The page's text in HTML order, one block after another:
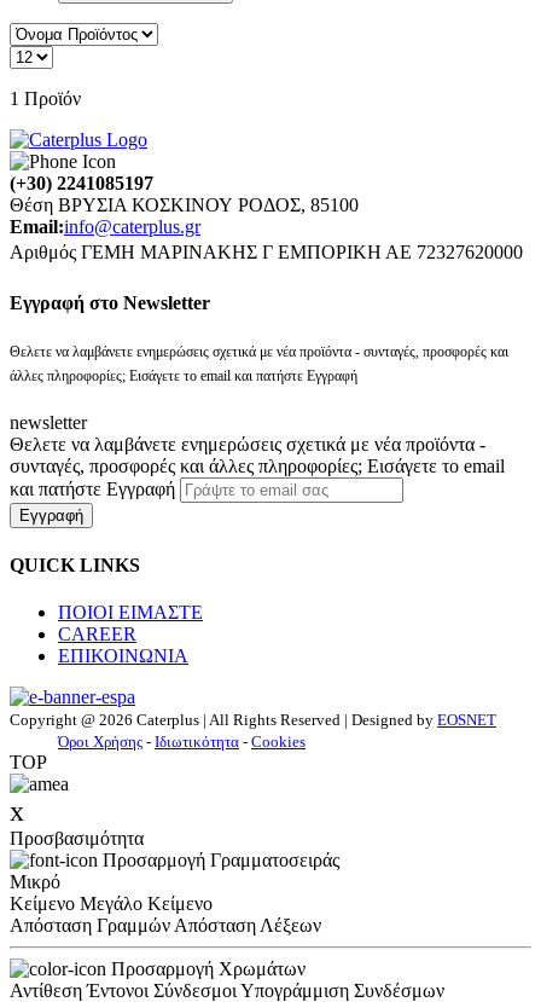
1 Προϊόν
(+30) 2241085197
Θέση ΒΡΥΣΙΑ ΚΟΣΚΙΝΟΥ ΡΟΔΟΣ, 85100
Email:info@caterplus.gr
Αριθμός ΓΕΜΗ ΜΑΡΙΝΑΚΗΣ Γ ΕΜΠΟΡΙΚΗ ΑΕ 72327620000
Eγγραφή στο Newsletter
Θελετε να λαμβάνετε ενημερώσεις σχετικά με νέα προϊόντα - συνταγές, προσφορές και
άλλες πληροφορίες; Εισάγετε το email και πατήστε Εγγραφή
newsletter
Θελετε να λαμβάνετε ενημερώσεις σχετικά με νέα προϊόντα -
συνταγές, προσφορές και άλλες πληροφορίες; Εισάγετε το email
και πατήστε Εγγραφή
Εγγραφή
QUICK LINKS
ΠΟΙΟΙ ΕΙΜΑΣΤΕ
CAREER
ΕΠΙΚΟΙΝΩΝΙΑ
Copyright @ 2026 Caterplus | All Rights Reserved | Designed by EOSNET
Όροι Χρήσης - Ιδιωτικότητα - Cookies
TOP
x
Προσβασιμότητα
Προσαρμογή Γραμματοσειράς
Μικρό
Κείμενο Μεγάλο Κείμενο
Απόσταση Γραμμών Απόσταση Λέξεων
Προσαρμογή Χρωμάτων
Αντίθεση Έντονοι Σύνδεσμοι Υπογράμμιση Συνδέσμων